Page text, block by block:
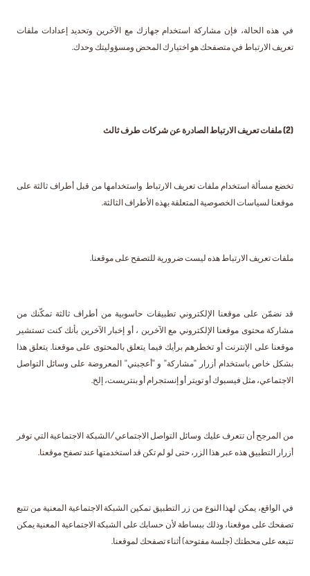
في هذه الحالة، فإن مشاركة استخدام جهازك مع الآخرين وتحديد إعدادات ملفات
تعريف الارتباط في متصفحك هو اختيارك المحض ومسؤوليتك وحدك.
(2) ملفات تعريف الارتباط الصادرة عن شركات طرف ثالث
تخضع مسألة استخدام ملفات تعريف الارتباط واستخدامها من قبل أطراف ثالثة على
موقعنا لسياسات الخصوصية المتعلقة بهذه الأطراف الثالثة.
ملفات تعريف الارتباط هذه ليست ضرورية للتصفح على موقعنا.
قد نضمّن على موقعنا الإلكتروني تطبيقات حاسوبية من أطراف ثالثة تمكّنك من
مشاركة محتوى موقعنا الإلكتروني مع الآخرين ، أو إخبار الآخرين بأنك كنت تستشير
موقعنا على الإنترنت أو تخطرهم برأيك فيما يتعلق بالمحتوى على موقعنا. يتعلق هذا
بشكل خاص باستخدام أزرار "مشاركة" و "أعجبني" المعروضة على وسائل التواصل
الاجتماعي، مثل فيسبوك أو تويتر أو إنستجرام أو بنتريست، إلخ.
من المرجح أن تتعرف عليك وسائل التواصل الاجتماعي/الشبكة الاجتماعية التي توفر
أزرار التطبيق هذه عبر هذا الزر، حتى لو لم تكن قد استخدمتها عند تصفح موقعنا.
في الواقع، يمكن لهذا النوع من زر التطبيق تمكين الشبكة الاجتماعية المعنية من تتبع
تصفحك على موقعنا، وذلك ببساطة لأن حسابك على الشبكة الاجتماعية المعنية يمكن
تتبعه على محطتك (جلسة مفتوحة) أثناء تصفحك لموقعنا.